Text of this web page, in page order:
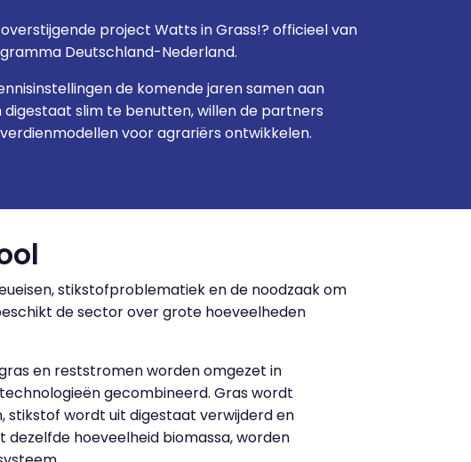
project Watts in Grass!? officieel van
Deutschland-Nederland.
de komende jaren samen aan
slim te benutten, willen de partners
voor agrariërs ontwikkelen.
stikstofproblematiek en de noodzaak om
de sector over grote hoeveelheden
en reststromen worden omgezet in
gecombineerd. Gras wordt
stikstof wordt uit digestaat verwijderd en
hoeveelheid biomassa, worden